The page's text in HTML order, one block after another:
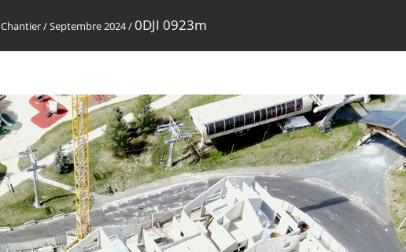
Chantier/Septembre 2024/0DJI 0923m